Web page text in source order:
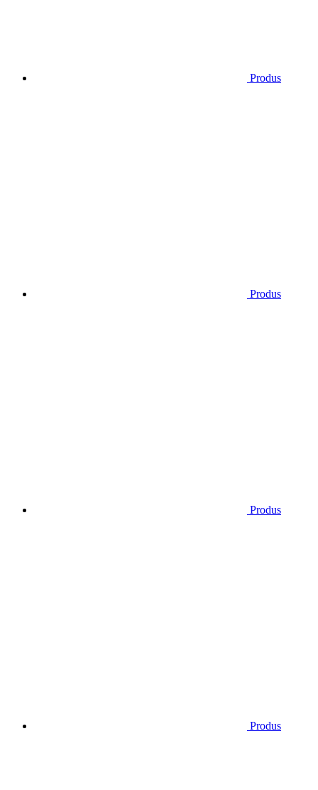
Produs
Produs
Produs
Produs